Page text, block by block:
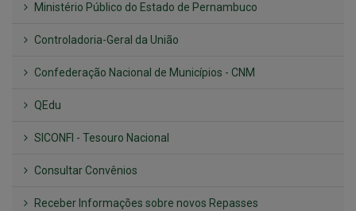
Ministério Público do Estado de Pernambuco
Controladoria-Geral da União
Confederação Nacional de Municípios - CNM
QEdu
SICONFI - Tesouro Nacional
Consultar Convênios
Receber Informações sobre novos Repasses